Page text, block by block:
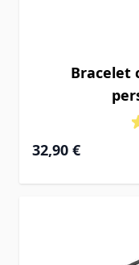
Bracelet
32,90 €